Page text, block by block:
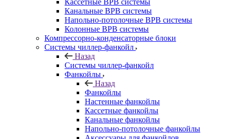
Кассетные ВРВ системы
Канальные ВРВ системы
Напольно-потолочные ВРВ системы
Колонные ВРВ системы
Компрессорно-конденсаторные блоки
Системы чиллер-фанкойл
Назад
Системы чиллер-фанкойл
Фанкойлы
Назад
Фанкойлы
Настенные фанкойлы
Кассетные фанкойлы
Канальные фанкойлы
Напольно-потолочные фанкойлы